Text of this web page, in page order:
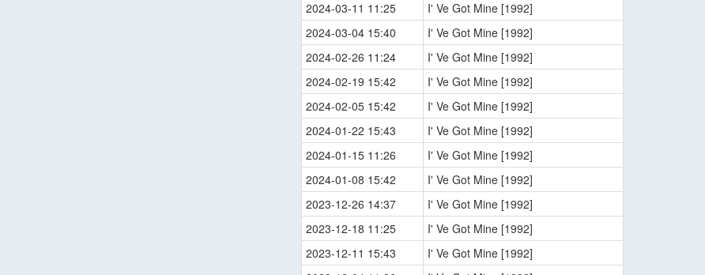
2024-03-11 11:25
I' Ve Got Mine [1992]
2024-03-04 15:40
I' Ve Got Mine [1992]
2024-02-26 11:24
I' Ve Got Mine [1992]
2024-02-19 15:42
I' Ve Got Mine [1992]
2024-02-05 15:42
I' Ve Got Mine [1992]
2024-01-22 15:43
I' Ve Got Mine [1992]
2024-01-15 11:26
I' Ve Got Mine [1992]
2024-01-08 15:42
I' Ve Got Mine [1992]
2023-12-26 14:37
I' Ve Got Mine [1992]
2023-12-18 11:25
I' Ve Got Mine [1992]
2023-12-11 15:43
I' Ve Got Mine [1992]